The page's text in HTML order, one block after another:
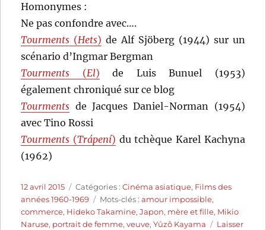
Homonymes :
Ne pas confondre avec….
Tourments (Hets) de Alf Sjöberg (1944) sur un
scénario d’Ingmar Bergman
Tourments (El) de Luis Bunuel (1953)
également chroniqué sur ce blog
Tourments de Jacques Daniel-Norman (1954)
avec Tino Rossi
Tourments (Trápení) du tchèque Karel Kachyna
(1962)
Publié
le
12 avril 2015 Catégories
Catégories :Cinéma asiatique, Films des
années 1960-1969
Étiquettes
Mots-clés :amour impossible,
commerce, Hideko Takamine,Japon, mère et fille, Mikio
Naruse, portrait de femme,veuve,Yûzô Kayama
Laisser